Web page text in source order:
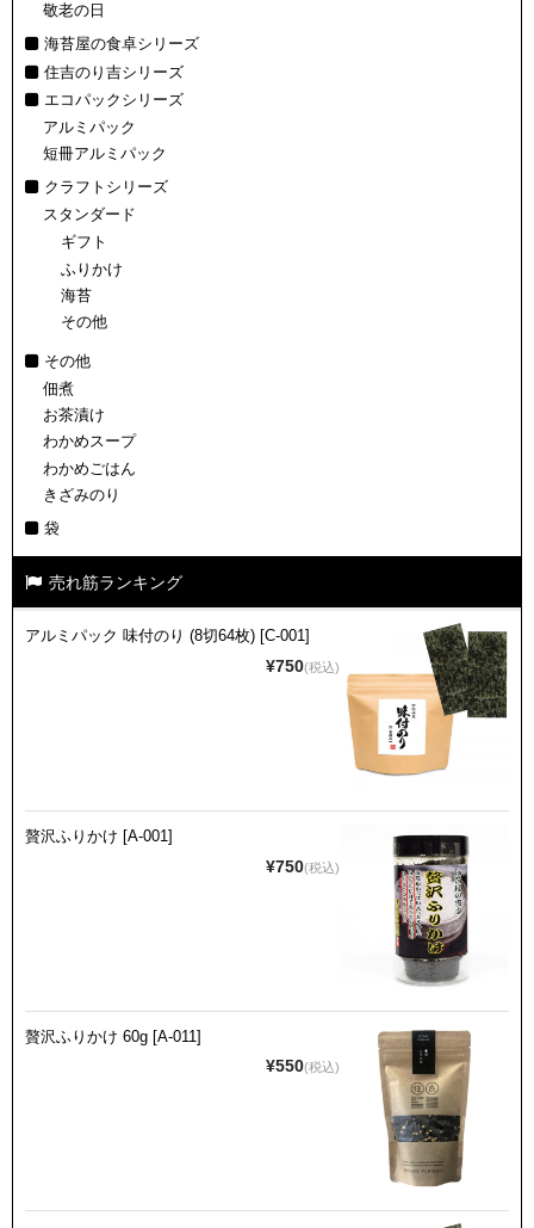
敬老の日
海苔屋の食卓シリーズ
住吉のり吉シリーズ
エコパックシリーズ
アルミパック
短冊アルミパック
クラフトシリーズ
スタンダード
ギフト
ふりかけ
海苔
その他
その他
佃煮
お茶漬け
わかめスープ
わかめごはん
きざみのり
袋
売れ筋ランキング
アルミパック 味付のり (8切64枚) [C-001]
¥750(税込)
贅沢ふりかけ [A-001]
¥750(税込)
贅沢ふりかけ 60g [A-011]
¥550(税込)